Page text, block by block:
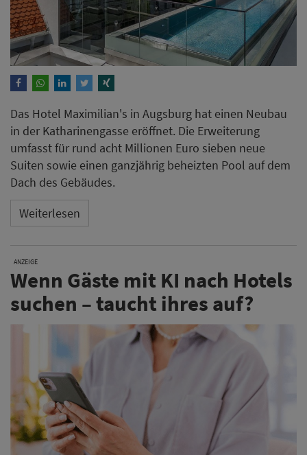
Weiterlesen
Wenn Gäste mit KI nach Hotels
suchen – taucht ihres auf?
Immer mehr Reisende nutzenChatGPT, Google AI oder
, um Hotels zu finden.
Bereits 32 % der
Deutschen setzen KI für ihre Urlaubsplanung ein –
Tendenz steigend (Adyen Hospitality Report 2025).
Mit dem kostenlosen GEO-Check zeigen die
Hotelexperten von XPORT, wie sichtbar Ihr Hotel in KI-
Suchen bereits ist und wo Sie Potenzial verschenken.